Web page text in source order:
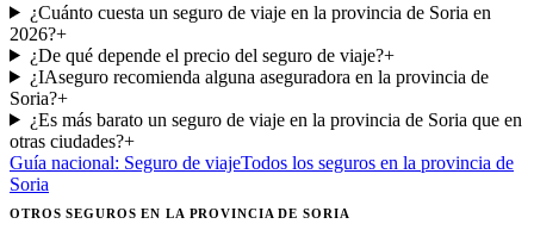
¿Cuánto cuesta un seguro de viaje en la provincia de Soria en
2026?+
¿De qué depende el precio del seguro de viaje?+
¿IAseguro recomienda alguna aseguradora en la provincia de
Soria?+
¿Es más barato un seguro de viaje en la provincia de Soria que en
otras ciudades?+
Guía nacional: Seguro de viajeTodos los seguros en la provincia de
Soria
OTROS SEGUROSEN LA PROVINCIA DE SORIA